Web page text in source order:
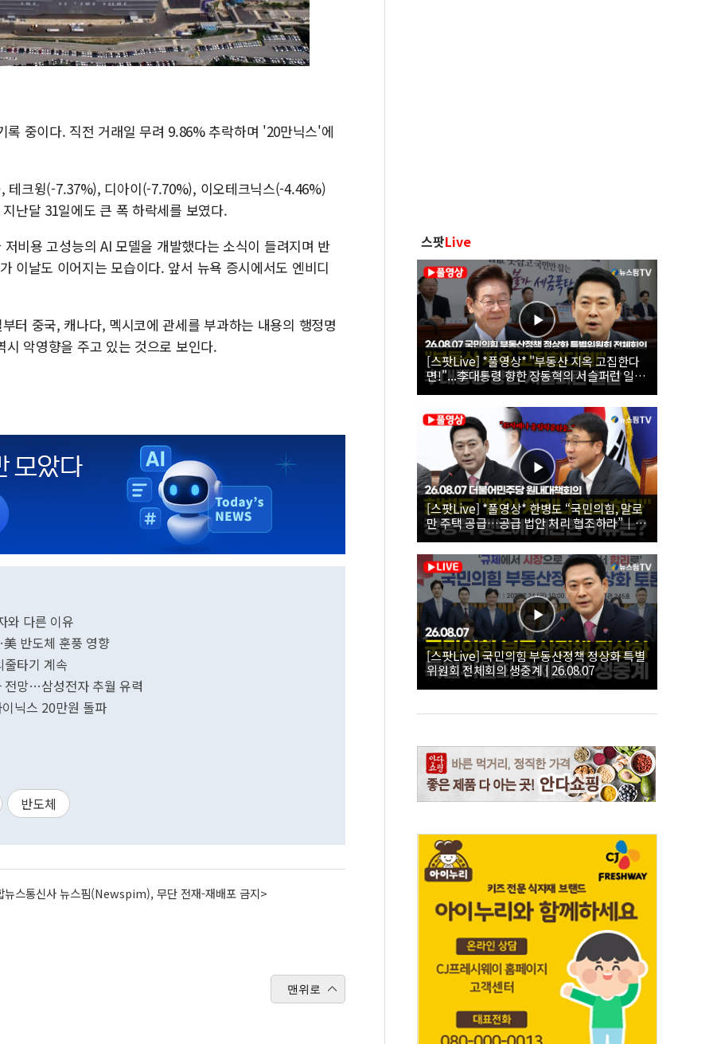
중이다. 직전 거래일 무려 9.86% 추락하며 '20만닉스'에
테크윙(-7.37%), 디아이(-7.70%), 이오테크닉스(-4.46%)
난달 31일에도 큰 폭 하락세를 보였다.
비용 고성능의 AI 모델을 개발했다는 소식이 들려지며 반
이날도 이어지는 모습이다. 앞서 뉴욕 증시에서도 엔비디
터 중국, 캐나다, 멕시코에 관세를 부과하는 내용의 행정명
악영향을 주고 있는 것으로 보인다.
와 다른 이유
반도체 훈풍 영향
타기 계속
전망…삼성전자 추월 유력
닉스 20만원 돌파
반도체
뉴스통신사 뉴스핌(Newspim), 무단 전재-재배포 금지>
맨위로
스팟Live
[스팟Live] *풀영상* "부동산 지옥 고집한다
면!"...李대통령 향한 장동혁의 서슬퍼런 일갈
| 26.08.07 국민의힘 부동산정책 정상화 특별
위원회 전체회의
[스팟Live] *풀영상* 한병도 “국민의힘, 말로
만 주택 공급…공급 법안 처리 협조하라”｜
26.08.07 더불어민주당 원내대책회의
[스팟Live] 국민의힘 부동산정책 정상화 특별
위원회 전체회의 생중계 | 26.08.07